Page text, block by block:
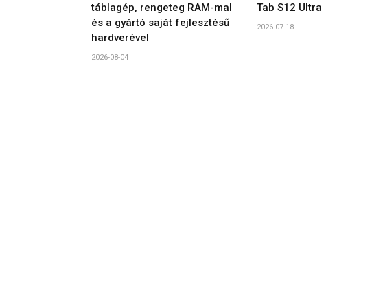
táblagép, rengeteg RAM-mal
és a gyártó saját fejlesztésű
hardverével
2026-08-04
Tab S12 Ultra
2026-07-18